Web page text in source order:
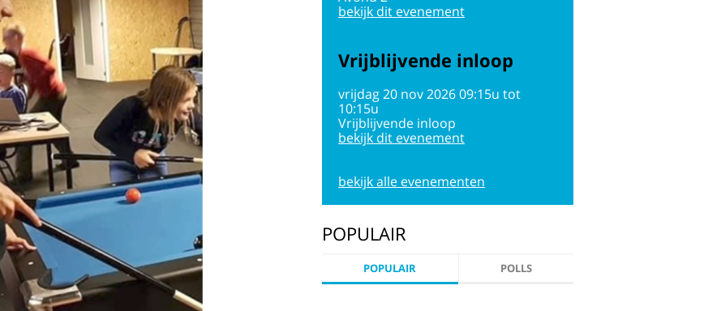
bekijk dit evenement
Vrijblijvende inloop
vrijdag 20 nov 2026 09:15u tot
10:15u
Vrijblijvende inloop
bekijk dit evenement
bekijk alle evenementen
POPULAIR
POPULAIR POLLS